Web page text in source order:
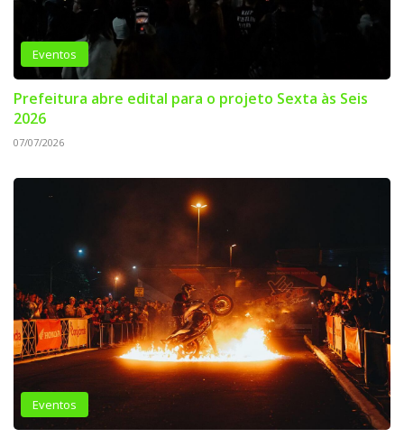
Eventos
Prefeitura abre edital para o projeto Sexta às Seis
2026
07/07/2026
Eventos